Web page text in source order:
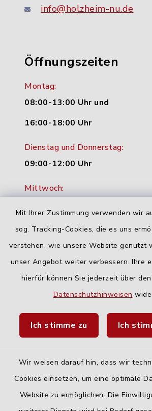
Mit Ihrer Zustimmung verwenden wir
sog. Tracking-Cookies, die es uns
verstehen, wie unsere Website genutzt
unser Angebot weiter verbessern. Ihre
hierfür können Sie jederzeit über
Datenschutzhinweisen
Ich stimme zu Ich
Wir weisen darauf hin, dass wir
Cookies einsetzen, um eine optimale
Website zu ermöglichen. Die
info@holzheim-nu.de
Öffnungszeiten
Montag:
08:00-13:00 Uhr und
16:00-18:00 Uhr
Dienstag und Donnerstag:
09:00-12:00 Uhr
Mittwoch:
Freitag:
geschlossen
Quicklinks
Fahrplanauskunft DING